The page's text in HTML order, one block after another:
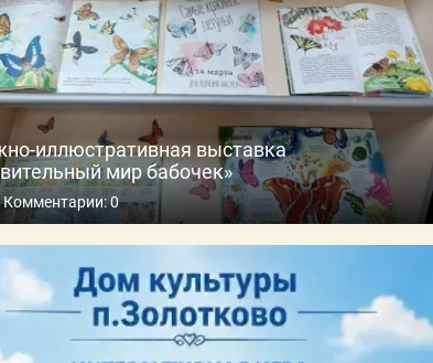
иллюстративная выставка
мир бабочек»
Комментарии: 0